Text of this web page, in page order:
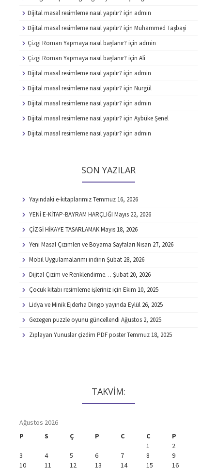
Dijital masal resimleme nasıl yapılır? için admin
Dijital masal resimleme nasıl yapılır? için Muhammed Taşbaşi
Çizgi Roman Yapmaya nasıl başlanır? için admin
Çizgi Roman Yapmaya nasıl başlanır? için Ali
Dijital masal resimleme nasıl yapılır? için admin
Dijital masal resimleme nasıl yapılır? için Nurgül
Dijital masal resimleme nasıl yapılır? için admin
Dijital masal resimleme nasıl yapılır? için Aybüke Şenel
Dijital masal resimleme nasıl yapılır? için admin
SON YAZILAR
Yayındaki e-kitaplarımızTemmuz 16, 2026
YENİ E-KİTAP-BAYRAM HARÇLIĞI Mayıs 22, 2026
ÇİZGİ HİKAYE TASARLAMAKMayıs 18, 2026
Yeni Masal Çizimleri ve Boyama Sayfaları Nisan 27, 2026
Mobil Uygulamalarımı indirin Şubat 28, 2026
Dijital Çizim ve Renklendirme… Şubat 20, 2026
Çocuk kitabı resimleme işleriniz için Ekim 10, 2025
Lidya ve Minik Ejderha Dingo yayında Eylül 26, 2025
Gezegen puzzle oyunu güncellendi Ağustos 2, 2025
Zıplayan Yunuslar çizdim PDF posterTemmuz 18, 2025
TAKVİM:
Ağustos 2026
P
S Ç P C C
P
1
2
3
4 5 6 7 8
9
10
11 12 13 14 15
16